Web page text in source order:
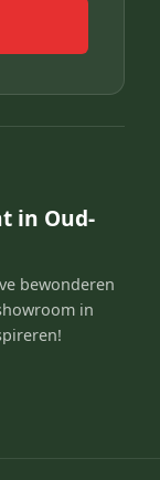
in Oud-
bewonderen
in